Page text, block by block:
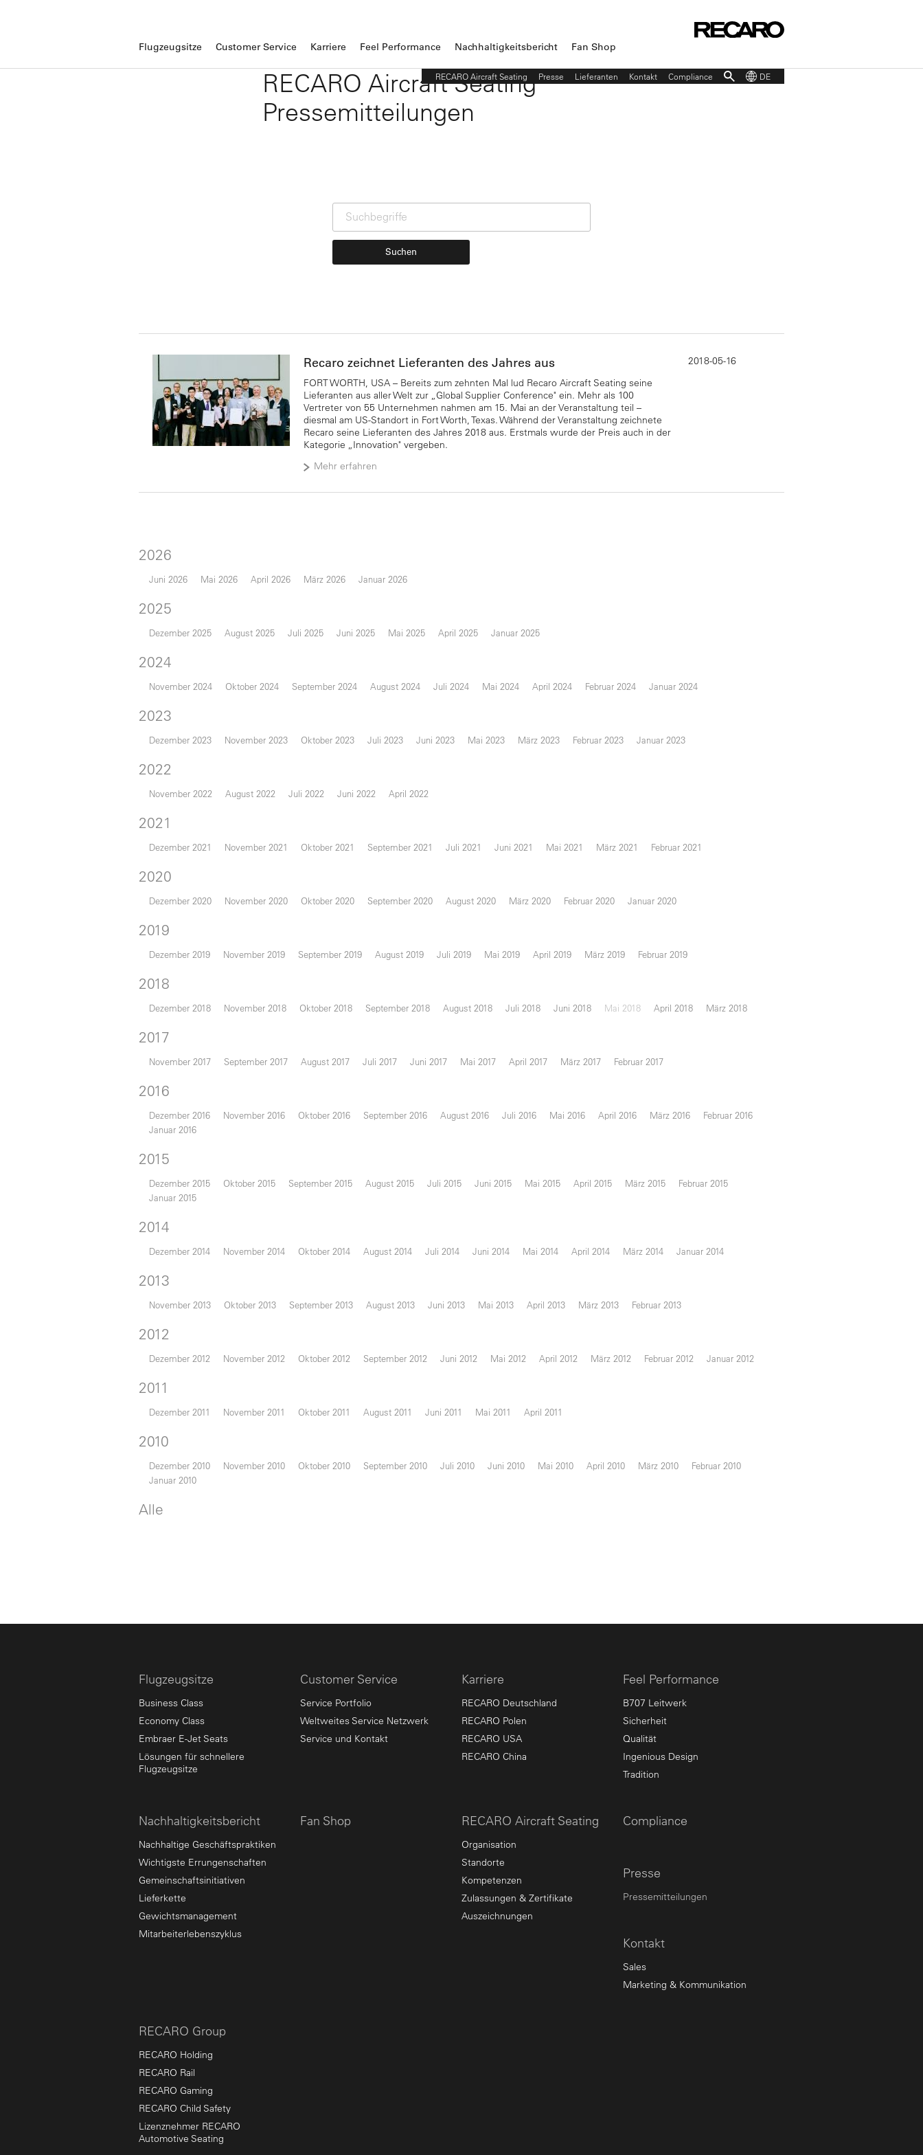
Flugzeugsitze Customer Service Karriere Feel Performance Nachhaltigkeitsbericht Fan Shop
RECARO Aircraft Seating Presse Lieferanten Kontakt Compliance DE
RECARO Aircraft Seating
Pressemitteilungen
Suchen
Recaro zeichnet Lieferanten des Jahres aus
FORT WORTH, USA – Bereits zum zehnten Mal lud Recaro Aircraft Seating seine
Lieferanten aus aller Welt zur „Global Supplier Conference" ein. Mehr als 100
Vertreter von 55 Unternehmen nahmen am 15. Mai an der Veranstaltung teil –
diesmal am US-Standort in Fort Worth, Texas. Während der Veranstaltung zeichnete
Recaro seine Lieferanten des Jahres 2018 aus. Erstmals wurde der Preis auch in der
Kategorie „Innovation" vergeben.
Mehr erfahren
2018-05-16
2026
Juni 2026 Mai 2026 April 2026 März 2026 Januar 2026
2025
Dezember 2025 August 2025 Juli 2025 Juni 2025 Mai 2025 April 2025 Januar 2025
2024
November 2024 Oktober 2024 September 2024 August 2024 Juli 2024 Mai 2024 April 2024 Februar 2024 Januar 2024
2023
Dezember 2023 November 2023 Oktober 2023 Juli 2023 Juni 2023 Mai 2023 März 2023 Februar 2023 Januar 2023
2022
November 2022 August 2022 Juli 2022 Juni 2022 April 2022
2021
Dezember 2021 November 2021 Oktober 2021 September 2021 Juli 2021 Juni 2021 Mai 2021 März 2021 Februar 2021
2020
Dezember 2020 November 2020 Oktober 2020 September 2020 August 2020 März 2020 Februar 2020 Januar 2020
2019
Dezember 2019 November 2019 September 2019 August 2019 Juli 2019 Mai 2019 April 2019 März 2019 Februar 2019
2018
Dezember 2018 November 2018 Oktober 2018 September 2018 August 2018 Juli 2018 Juni 2018 Mai 2018 April 2018 März 2018
2017
November 2017 September 2017 August 2017 Juli 2017 Juni 2017 Mai 2017 April 2017 März 2017 Februar 2017
2016
Dezember 2016 November 2016 Oktober 2016 September 2016 August 2016 Juli 2016 Mai 2016 April 2016 März 2016
Februar 2016
Januar 2016
2015
Dezember 2015 Oktober 2015 September 2015 August 2015 Juli 2015 Juni 2015 Mai 2015 April 2015 März 2015
Februar 2015
Januar 2015
2014
Dezember 2014 November 2014 Oktober 2014 August 2014 Juli 2014 Juni 2014 Mai 2014 April 2014 März 2014 Januar 2014
2013
November 2013 Oktober 2013 September 2013 August 2013 Juni 2013 Mai 2013 April 2013 März 2013 Februar 2013
2012
Dezember 2012 November 2012 Oktober 2012 September 2012 Juni 2012 Mai 2012 April 2012 März 2012 Februar 2012 Januar 2012
2011
Dezember 2011 November 2011 Oktober 2011 August 2011 Juni 2011 Mai 2011 April 2011
2010
Dezember 2010 November 2010 Oktober 2010 September 2010 Juli 2010 Juni 2010 Mai 2010 April 2010 März 2010
Februar 2010
Januar 2010
Alle
Flugzeugsitze
Business Class
Economy Class
Embraer E-Jet Seats
Lösungen für schnellere
Flugzeugsitze
Customer Service
Service Portfolio
Weltweites Service Netzwerk
Service und Kontakt
Karriere
RECARO Deutschland
RECARO Polen
RECARO USA
RECARO China
Feel Performance
B707 Leitwerk
Sicherheit
Qualität
Ingenious Design
Tradition
Nachhaltigkeitsbericht
Nachhaltige Geschäftspraktiken
Wichtigste Errungenschaften
Gemeinschaftsinitiativen
Lieferkette
Gewichtsmanagement
Mitarbeiterlebenszyklus
Fan Shop RECARO Aircraft Seating
Organisation
Standorte
Kompetenzen
Zulassungen & Zertifikate
Auszeichnungen
Compliance
Presse
Pressemitteilungen
Kontakt
Sales
Marketing & Kommunikation
RECARO Group
RECARO Holding
RECARO Rail
RECARO Gaming
RECARO Child Safety
Lizenznehmer RECARO
Automotive Seating